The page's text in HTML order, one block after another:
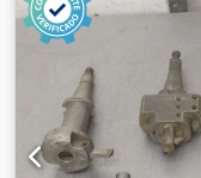
de taladrado y
refrigeración -
Portaherramientas:
Dwodpfx Aek